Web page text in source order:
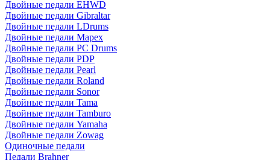
Двойные педали EHWD
Двойные педали Gibraltar
Двойные педали LDrums
Двойные педали Mapex
Двойные педали PC Drums
Двойные педали PDP
Двойные педали Pearl
Двойные педали Roland
Двойные педали Sonor
Двойные педали Tama
Двойные педали Tamburo
Двойные педали Yamaha
Двойные педали Zowag
Одиночные педали
Педали Brahner